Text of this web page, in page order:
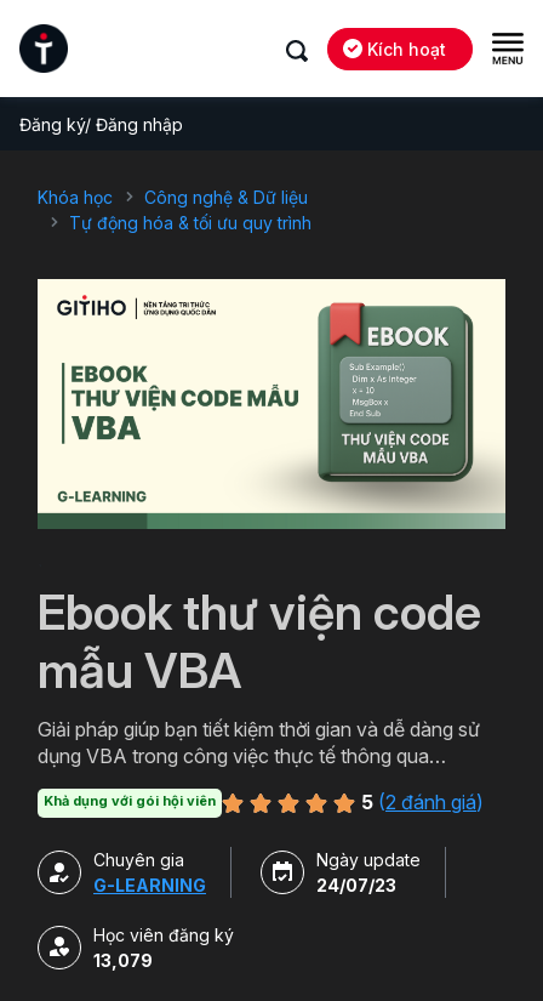
Kích hoạt
Đăng ký/ Đăng nhập
Khóa học
Công nghệ & Dữ liệu
Tự động hóa & tối ưu quy trình
Ebook thư viện code
mẫu VBA
Giải pháp giúp bạn tiết kiệm thời gian và dễ dàng sử
dụng VBA trong công việc thực tế thông qua
qua các đoạn code mẫu, bạn sẽ: Biết được cú pháp
Chỉ cần chỉnh sửa 1 chút (theo hướng dẫn) là có
thể áp dụng ngay vào công việc một cách nhanh
thường gặp nhất trong công việc. Một giải pháp đơn
giản và rất dễ dàng để sử dụng với chi phí vô cùng
Khả dụng với gói hội viên 5 (2 đánh giá)
Chuyên gia
G-LEARNING
Ngày update
24/07/23
Học viên đăng ký
13,079